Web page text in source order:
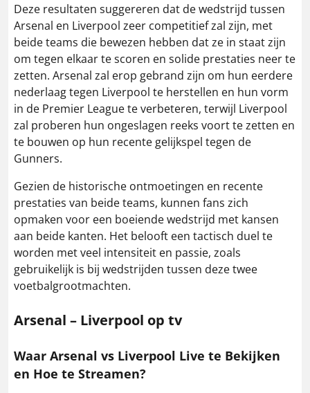
Deze resultaten suggereren dat de wedstrijd tussen
Arsenal en Liverpool zeer competitief zal zijn, met
beide teams die bewezen hebben dat ze in staat zijn
om tegen elkaar te scoren en solide prestaties neer te
zetten. Arsenal zal erop gebrand zijn om hun eerdere
nederlaag tegen Liverpool te herstellen en hun vorm
in de Premier League te verbeteren, terwijl Liverpool
zal proberen hun ongeslagen reeks voort te zetten en
te bouwen op hun recente gelijkspel tegen de
Gunners.
Gezien de historische ontmoetingen en recente
prestaties van beide teams, kunnen fans zich
opmaken voor een boeiende wedstrijd met kansen
aan beide kanten. Het belooft een tactisch duel te
worden met veel intensiteit en passie, zoals
gebruikelijk is bij wedstrijden tussen deze twee
voetbalgrootmachten.
Arsenal – Liverpool op tv
Waar Arsenal vs Liverpool Live te Bekijken
en Hoe te Streamen?